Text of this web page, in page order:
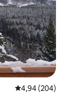
4,94 ud af 5 i
4,94 (204)